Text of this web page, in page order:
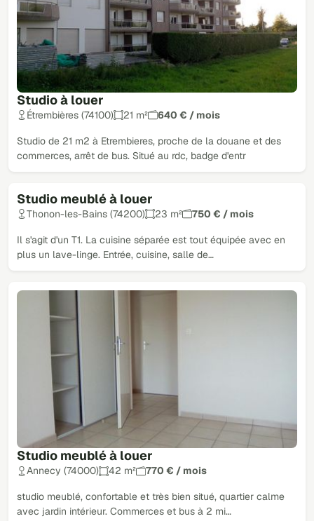
Studio à louer
Étrembières (74100) 21 m² 640 € / mois
Studio de 21 m2 à Etrembieres, proche de la douane et des
commerces, arrêt de bus. Situé au rdc, badge d'entr
Studio meublé à louer
Thonon-les-Bains (74200) 23 m² 750 € / mois
Il s'agit d'un T1. La cuisine séparée est tout équipée avec en
plus un lave-linge. Entrée, cuisine, salle de…
Studio meublé à louer
Annecy (74000) 42 m² 770 € / mois
studio meublé, confortable et très bien situé, quartier calme
avec jardin intérieur. Commerces et bus à 2 mi…